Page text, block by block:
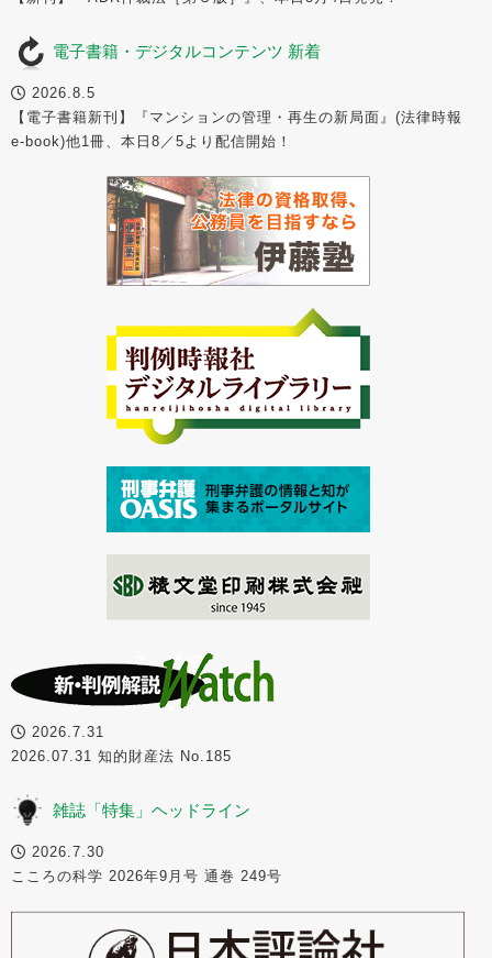
電子書籍・デジタルコンテンツ 新着
2026.8.5
【電子書籍新刊】『マンションの管理・再生の新局面』(法律時報
e-book)他1冊、本日8／5より配信開始！
2026.7.31
2026.07.31 知的財産法 No.185
雑誌「特集」ヘッドライン
2026.7.30
こころの科学 2026年9月号 通巻 249号